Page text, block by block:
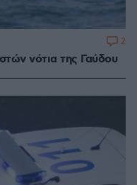
νότια της Γαύδου
2